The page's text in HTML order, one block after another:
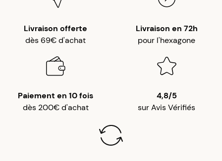
Livraison offerte
dès 69€ d'achat
Livraison en 72h
pour l'hexagone
Paiement en 10 fois
dès 200€ d'achat
4,8/5
sur Avis Vérifiés